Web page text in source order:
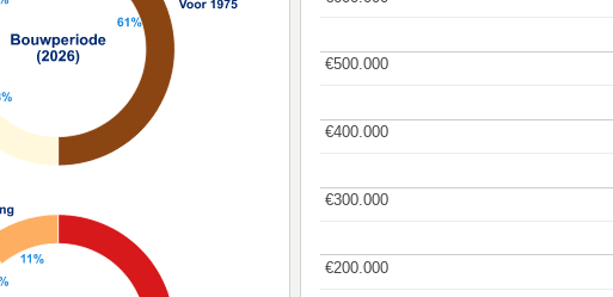
€200.000
€200.000
€300.000
€300.000
€400.000
€400.000
€500.000
€500.000